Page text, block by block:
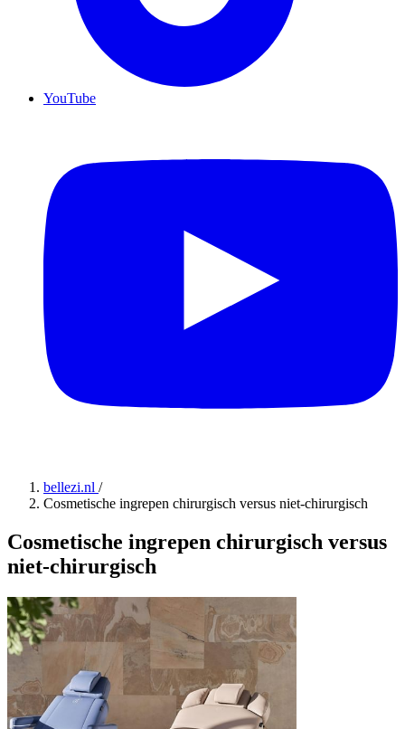
YouTube
bellezi.nl /
Cosmetische ingrepen chirurgisch versus niet-chirurgisch
Cosmetische ingrepen chirurgisch versus
niet-chirurgisch